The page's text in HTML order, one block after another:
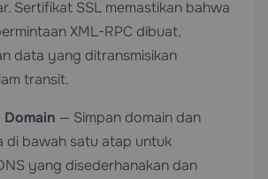
Sertifikat SSL memastikan bahwa
XML-RPC dibuat,
data yang ditransmisikan
transit.
— Simpan domain dan
di bawah satu atap untuk
yang disederhanakan dan